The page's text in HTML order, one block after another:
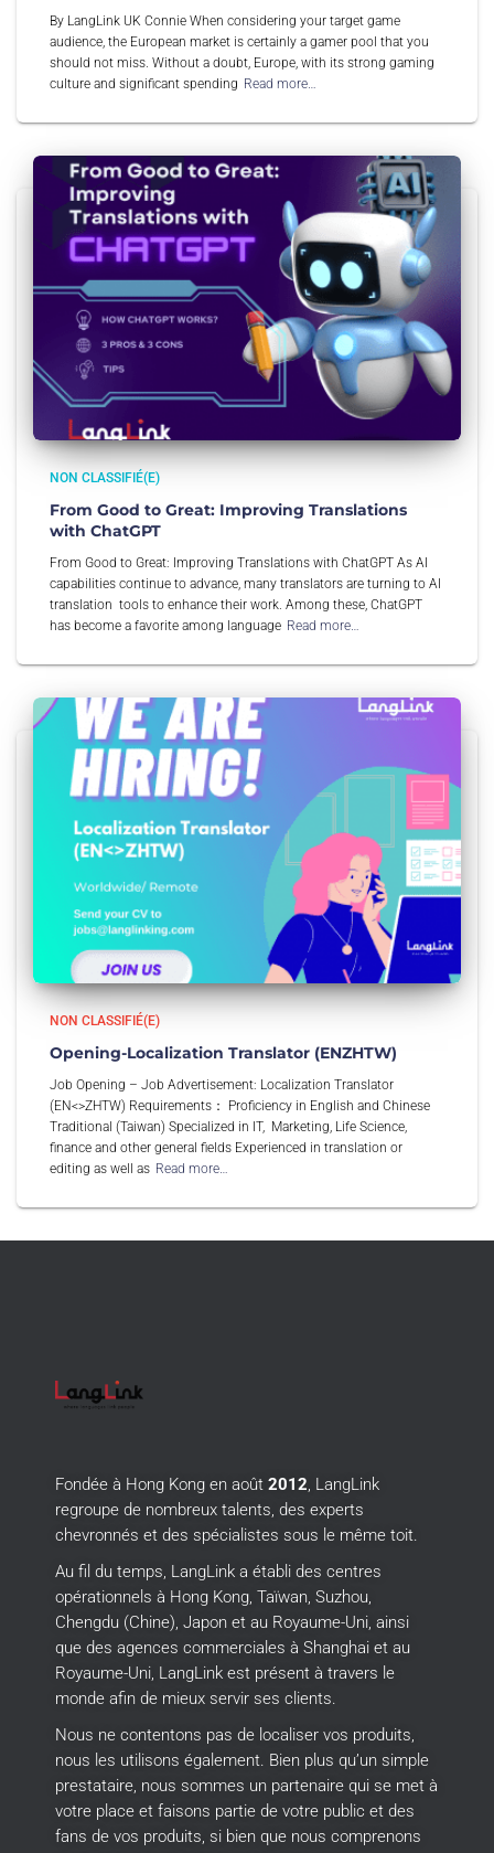
By LangLink UK Connie When considering your target game
audience, the European market is certainly a gamer pool that you
should not miss. Without a doubt, Europe, with its strong gaming
culture and significant spending Read more…
NON CLASSIFIÉ(E)
From Good to Great: Improving Translations
with ChatGPT
From Good to Great: Improving Translations with ChatGPT As AI
capabilities continue to advance, many translators are turning to AI
translation tools to enhance their work. Among these, ChatGPT
has become a favorite among language Read more…
NON CLASSIFIÉ(E)
Opening-Localization Translator (ENZHTW)
Job Opening – Job Advertisement: Localization Translator
(EN<>ZHTW) Requirements： Proficiency in English and Chinese
Traditional (Taiwan) Specialized in IT, Marketing, Life Science,
finance and other general fields Experienced in translation or
editing as well as Read more…
Fondée à Hong Kong en août 2012, LangLink
regroupe de nombreux talents, des experts
chevronnés et des spécialistes sous le même toit.
Au fil du temps, LangLink a établi des centres
opérationnels à Hong Kong, Taïwan, Suzhou,
Chengdu (Chine), Japon et au Royaume-Uni, ainsi
que des agences commerciales à Shanghai et au
Royaume-Uni, LangLink est présent à travers le
monde afin de mieux servir ses clients.
Nous ne contentons pas de localiser vos produits,
nous les utilisons également. Bien plus qu’un simple
prestataire, nous sommes un partenaire qui se met à
votre place et faisons partie de votre public et des
fans de vos produits, si bien que nous comprenons